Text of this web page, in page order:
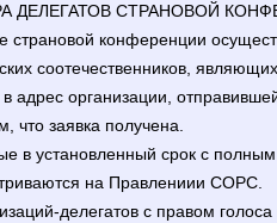
ДЕЛЕГАТОВ СТРАНОВОЙ
страновой конференции
соотечественников,
организации, отправившей
что заявка получена.
в установленный срок с
на Правлениии СОРС.
делегатов с правом